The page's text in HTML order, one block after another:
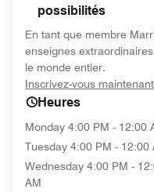
possibilités
En tant que membre
enseignes
le monde entier.
Inscrivez-vous
Heures
Monday 4:00 PM - 12:00
Tuesday 4:00 PM - 12:00
Wednesday 4:00 PM -
AM